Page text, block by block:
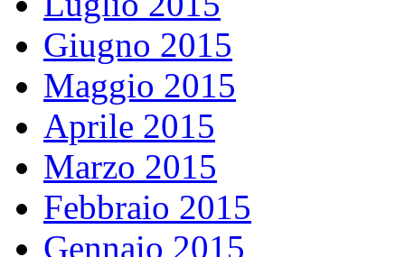
Giugno 2015
Maggio 2015
Aprile 2015
Marzo 2015
Febbraio 2015
Gennaio 2015